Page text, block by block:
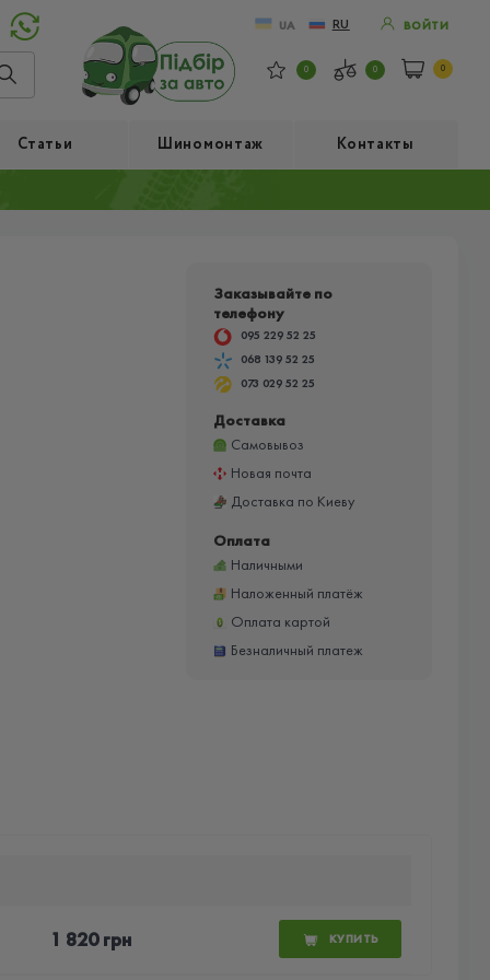
UA RU ВОЙТИ
0 0 0
Статьи Шиномонтаж Контакты
Заказывайте по
телефону
095 229 52 25
068 139 52 25
073 029 52 25
Доставка
Самовывоз
Новая почта
Доставка по Киеву
Оплата
Наличными
Наложенный платёж
Оплата картой
Безналичный платеж
1 820 грн КУПИТЬ